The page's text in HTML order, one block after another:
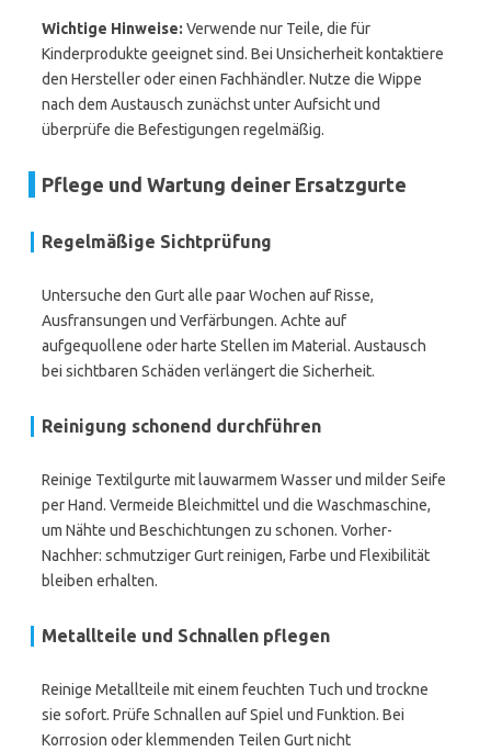
Wichtige Hinweise: Verwende nur Teile, die für
Kinderprodukte geeignet sind. Bei Unsicherheit kontaktiere
den Hersteller oder einen Fachhändler. Nutze die Wippe
nach dem Austausch zunächst unter Aufsicht und
überprüfe die Befestigungen regelmäßig.
Pflege und Wartung deiner Ersatzgurte
Regelmäßige Sichtprüfung
Untersuche den Gurt alle paar Wochen auf Risse,
Ausfransungen und Verfärbungen. Achte auf
aufgequollene oder harte Stellen im Material. Austausch
bei sichtbaren Schäden verlängert die Sicherheit.
Reinigung schonend durchführen
Reinige Textilgurte mit lauwarmem Wasser und milder Seife
per Hand. Vermeide Bleichmittel und die Waschmaschine,
um Nähte und Beschichtungen zu schonen. Vorher-
Nachher: schmutziger Gurt reinigen, Farbe und Flexibilität
bleiben erhalten.
Metallteile und Schnallen pflegen
Reinige Metallteile mit einem feuchten Tuch und trockne
sie sofort. Prüfe Schnallen auf Spiel und Funktion. Bei
Korrosion oder klemmenden Teilen Gurt nicht